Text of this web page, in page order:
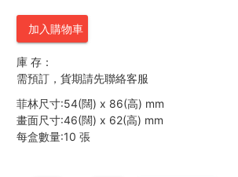
加入購物車
庫 存：
需預訂，貨期請先聯絡客服
菲林尺寸:54(闊) x 86(高) mm
畫面尺寸:46(闊) x 62(高) mm
每盒數量:10 張